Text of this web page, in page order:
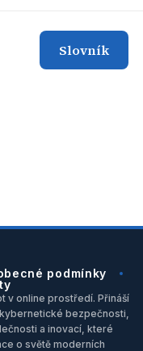
Slovník
podmínky
v online prostředí. Přináší
bezpečnosti,
a inovací, které
o světě moderních